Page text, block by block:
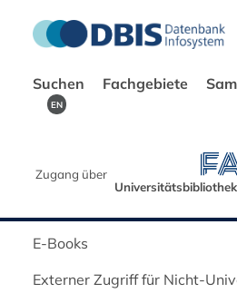
Suchen Fachgebiete
EN
Zugang über
E-Books
Externer Zugriff für Nicht-